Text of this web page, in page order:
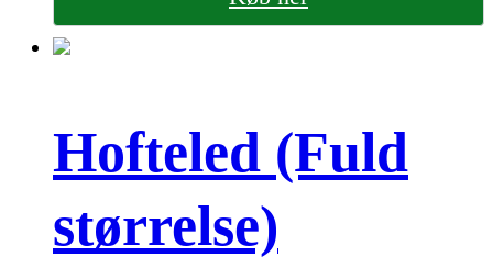
Hofteled (Fuld
størrelse)